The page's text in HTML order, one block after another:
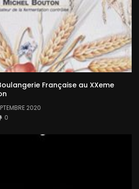
Française au XXeme
2020
0